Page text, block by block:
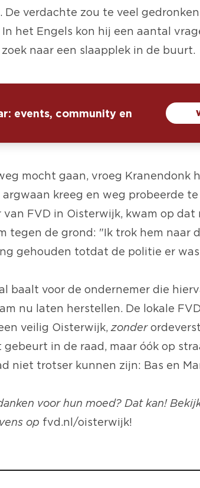
De verdachte zou te veel
het Engels kon hij een aantal
naar een slaapplek in de buurt.
events, community en
mocht gaan, vroeg Kranendonk
kreeg en weg probeerde te
FVD in Oisterwijk, kwam op dat
tegen de grond: "Ik trok hem naar
gehouden totdat de politie er
baalt voor de ondernemer die
nu laten herstellen. De lokale
veilig Oisterwijk, zonder
gebeurt in de raad, maar óók op
niet trotser kunnen zijn: Bas en
voor hun moed? Dat kan!
op fvd.nl/oisterwijk!